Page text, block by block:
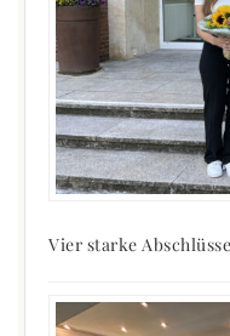
Vier starke